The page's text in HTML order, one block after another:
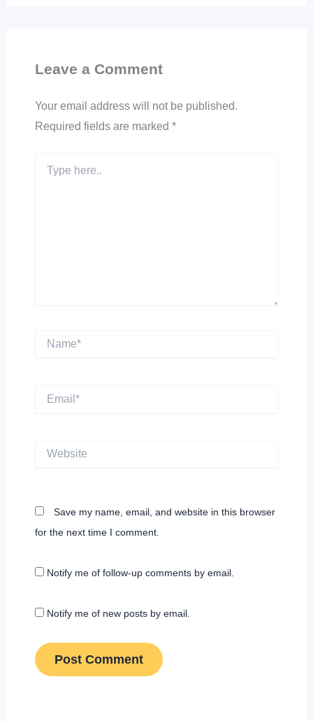
Leave a Comment
Your email address will not be published.
Required fields are marked *
here..
Website
Save my name, email, and website in this browser
for the next time I comment.
Notify me of follow-up comments by email.
Notify me of new posts by email.